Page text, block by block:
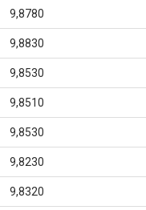
9,8780
9,8830
9,8530
9,8510
9,8530
9,8230
9,8320